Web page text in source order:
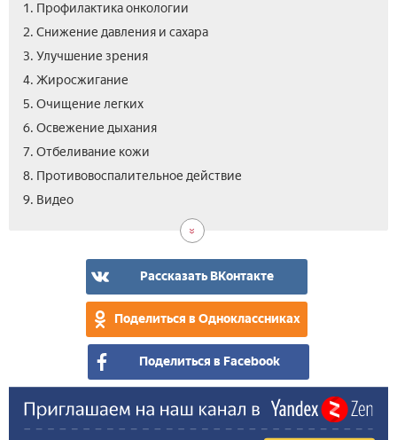
1. Профилактика онкологии
2. Снижение давления и сахара
3. Улучшение зрения
4. Жиросжигание
5. Очищение легких
6. Освежение дыхания
7. Отбеливание кожи
8. Противовоспалительное действие
9. Видео
Рассказать ВКонтакте
Поделиться в Одноклассниках
Поделиться в Facebook